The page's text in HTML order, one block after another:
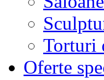
Torturi
Oferte